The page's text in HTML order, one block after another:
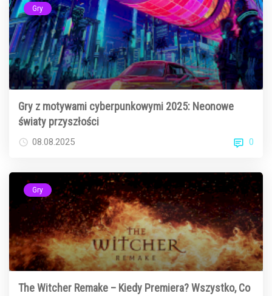
Gry
Gry z motywami cyberpunkowymi 2025: Neonowe
światy przyszłości
08.08.2025 0
Gry
The Witcher Remake – Kiedy Premiera? Wszystko, Co